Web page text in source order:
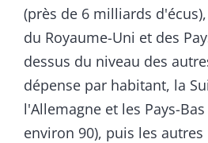
(près de 6 milliards
du Royaume-Uni et des
dessus du niveau des
dépense par habitant, la
l'Allemagne et les Pays-
environ 90), puis les autres